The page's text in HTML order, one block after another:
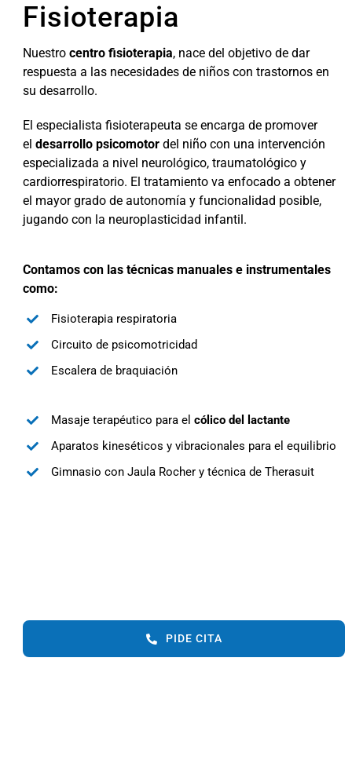
Fisioterapia
Nuestrocentro fisioterapia, nace del objetivo de dar
respuesta a las necesidades de niños con trastornos en
su desarrollo.
El especialista fisioterapeuta se encarga de promover
eldesarrollo psicomotor del niño con una intervención
especializada a nivel neurológico, traumatológico y
cardiorrespiratorio. El tratamiento va enfocado a obtener
el mayor grado de autonomía y funcionalidad posible,
jugando con la neuroplasticidad infantil.
Contamos con las técnicas manuales e instrumentales
como:
Fisioterapia respiratoria
Circuito de psicomotricidad
Escalera de braquiación
Masaje terapéutico para elcólico del lactante
Aparatos kineséticos y vibracionales para el equilibrio
Gimnasio con Jaula Rocher y técnica de Therasuit
PIDE CITA